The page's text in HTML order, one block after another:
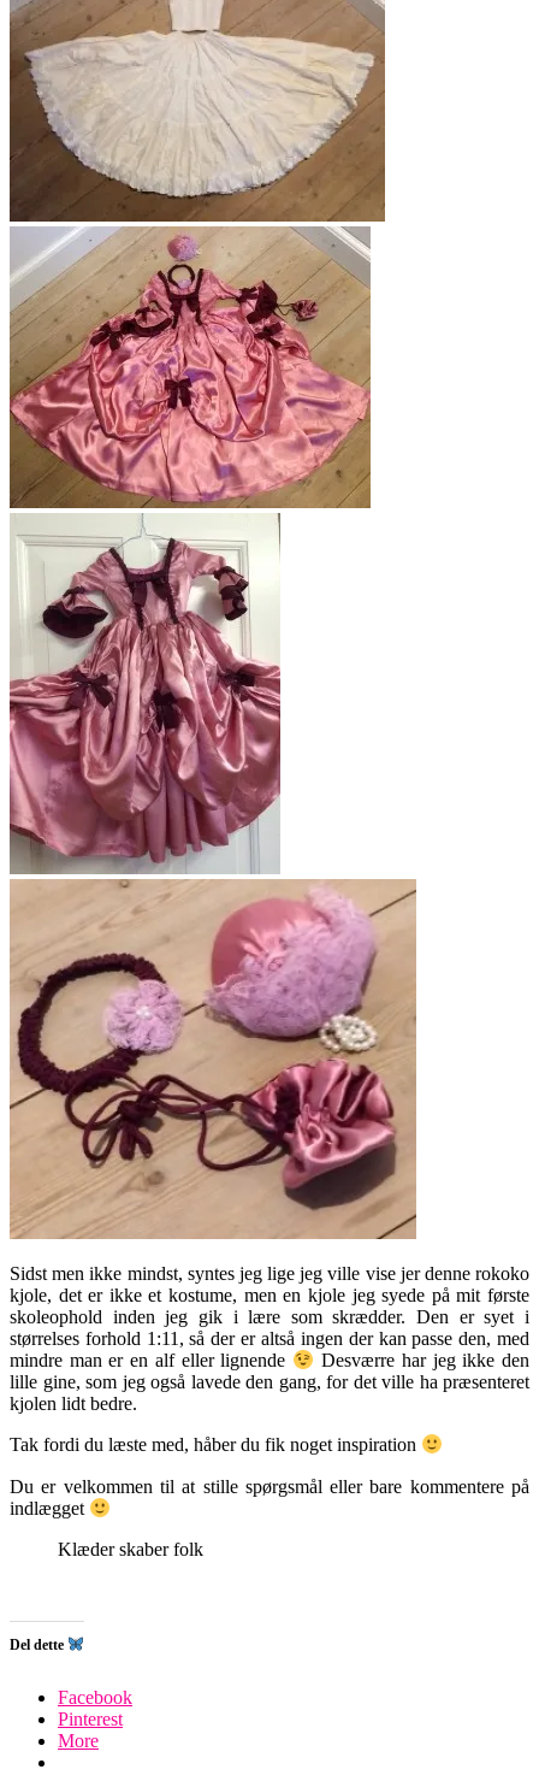
Sidst men ikke mindst, syntes jeg lige jeg ville vise jer denne rokoko
kjole, det er ikke et kostume, men en kjole jeg syede på mit første
skoleophold inden jeg gik i lære som skrædder. Den er syet i
størrelses forhold 1:11, så der er altså ingen der kan passe den, med
mindre man er en alf eller lignende
Desværre har jeg ikke den
lille gine, som jeg også lavede den gang, for det ville ha præsenteret
kjolen lidt bedre.
Tak fordi du læste med, håber du fik noget inspiration
Du er velkommen til at stille spørgsmål eller bare kommentere på
indlægget
Klæder skaber folk
Del dette
Facebook
Pinterest
More